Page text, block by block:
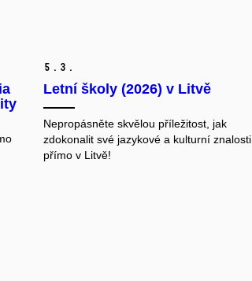
5. 3.
Letní školy (2026) v Litvě
Nepropásněte skvělou příležitost, jak
zdokonalit své jazykové a kulturní znalosti
přímo v Litvě!